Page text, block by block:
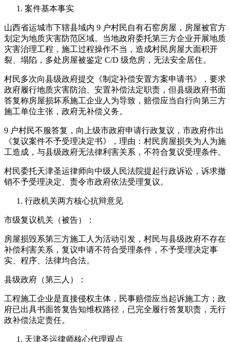
案件基本事实
山西省运城市下辖县域内 9 户村民自有石窑房屋，房屋被官方
划定为地质灾害防范区域。当地政府委托第三方企业开展地质
灾害治理工程，施工过程操作不当，造成村民房屋大面积开
裂、塌陷，多处房屋被鉴定 C/D 级危房，无法安全居住。
村民多次向县级政府提交《制定补偿安置方案申请书》，要求
政府履行地质灾害防治、安置补偿法定职责，但县级政府书面
答复称房屋损坏系施工企业人为导致，赔偿应当自行向第三方
施工单位主张，政府无补偿义务。
9 户村民不服答复，向上级市政府申请行政复议，市政府作出
《复议案件不予受理决定书》，理由：村民房屋损失为人为施
工造成，与县级政府无法律利害关系，不符合复议受理条件。
村民委托天津圣运律师向中级人民法院提起行政诉讼，诉求撤
销不予受理决定、责令市政府依法受理复议。
行政机关两方核心抗辩意见
市级复议机关（被告）：
房屋损毁系第三方施工人为活动引发，村民与县级政府不存在
补偿利害关系，复议申请不符合受理条件，不予受理决定事
实、程序、法律均合法。
县级政府（第三人）：
工程施工企业是直接侵权主体，民事赔偿应当起诉施工方；政
府已出具书面答复告知维权路径，已完全履行答复职责，无行
政补偿法定责任。
天津圣运律师核心代理观点